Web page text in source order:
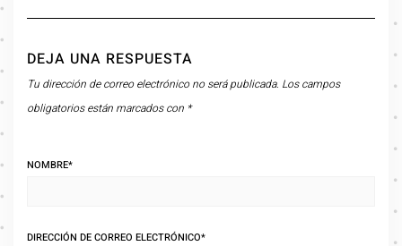
DEJA UNA RESPUESTA
Tu dirección de correo electrónico no será publicada. Los campos
obligatorios están marcados con *
NOMBRE*
DIRECCIÓN DE CORREO ELECTRÓNICO*